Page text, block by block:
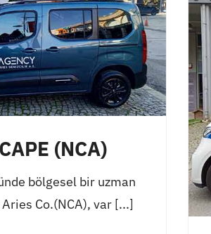
(NCA)
bölgesel bir uzman
Co.(NCA), var [...]